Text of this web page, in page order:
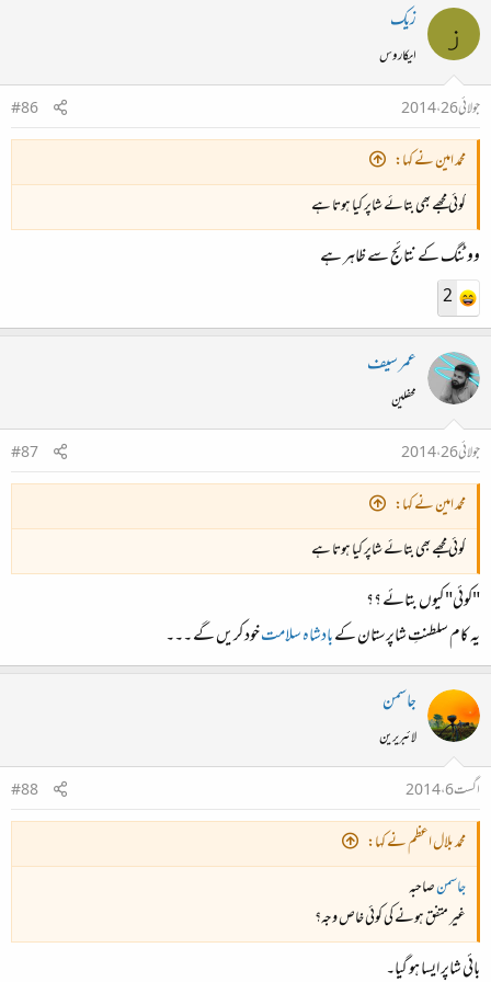
می شاپرم
تو شاپری
یا نیرنگ خیال
ز زیک
ایکاروس
جولائی 26، 2014
#86
محمد امین نے کہا:
کوئی مجھے بھی بتائے شاپر کیا ہوتا ہے
ووٹنگ کے نتائج سے ظاہر ہے
2
عمر سیف
محفلین
جولائی 26، 2014
#87
محمد امین نے کہا:
کوئی مجھے بھی بتائے شاپر کیا ہوتا ہے
"کوئی" کیوں بتائے ؟؟
یہ کام سلطنتِ شاپرستان کےبادشاہ سلامتخود کریں گے ۔۔۔
جاسمن
لائبریرین
اگست 6، 2014
#88
محمد بلال اعظم نے کہا:
جاسمنصاحبہ
غیر متفق ہونے کی کوئی خاص وجہ؟
بائی شاپر ایسا ہو گیا۔